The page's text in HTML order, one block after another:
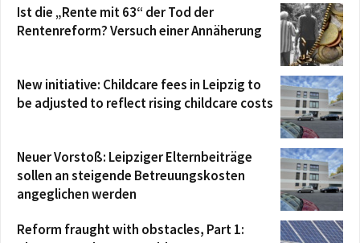
Ist die „Rente mit 63“ der Tod der
Rentenreform? Versuch einer Annäherung
New initiative: Childcare fees in Leipzig to
be adjusted to reflect rising childcare costs
Neuer Vorstoß: Leipziger Elternbeiträge
sollen an steigende Betreuungskosten
angeglichen werden
Reform fraught with obstacles, Part 1: